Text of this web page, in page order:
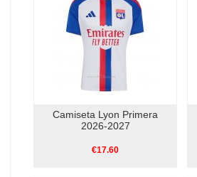
Camiseta Lyon Primera
2026-2027
€17.60